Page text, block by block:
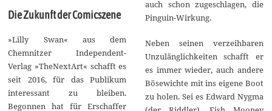
Die Zukunft der Comicszene
»Lilly Swan« aus dem
Chemnitzer Independent-
Verlag »TheNextArt« schafft es
seit 2016, für das Publikum
interessant zu bleiben.
Begonnen hat für Erschaffer
auch schon zugeschlagen, die
Pinguin-Wirkung.
Neben seinen verzeihbaren
Unzulänglichkeiten schafft er
es immer wieder, auch andere
Bösewichte mit ins eigene Boot
zu holen. Sei es Edward Nygma